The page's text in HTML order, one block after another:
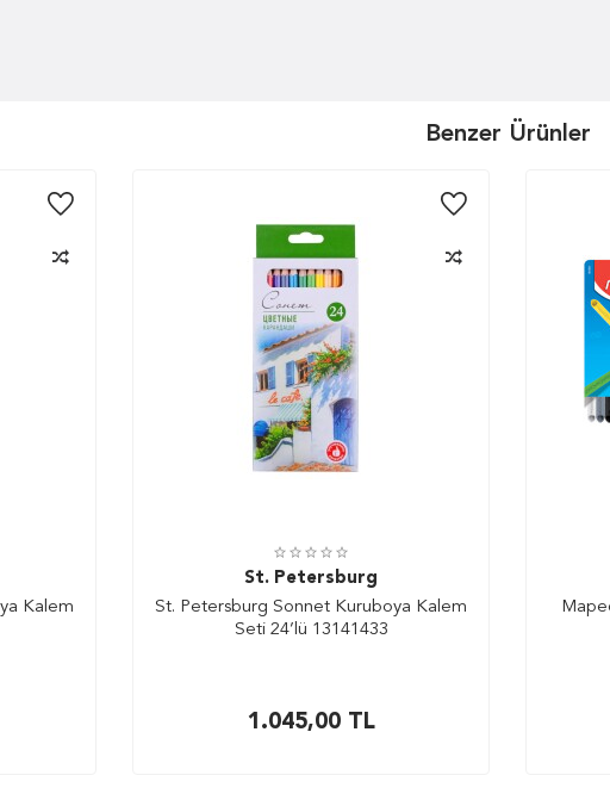
Benzer Ürünler
Kalem
St. Petersburg
St. Petersburg Sonnet Kuruboya Kalem
Seti 24’lü 13141433
1.045,00TL